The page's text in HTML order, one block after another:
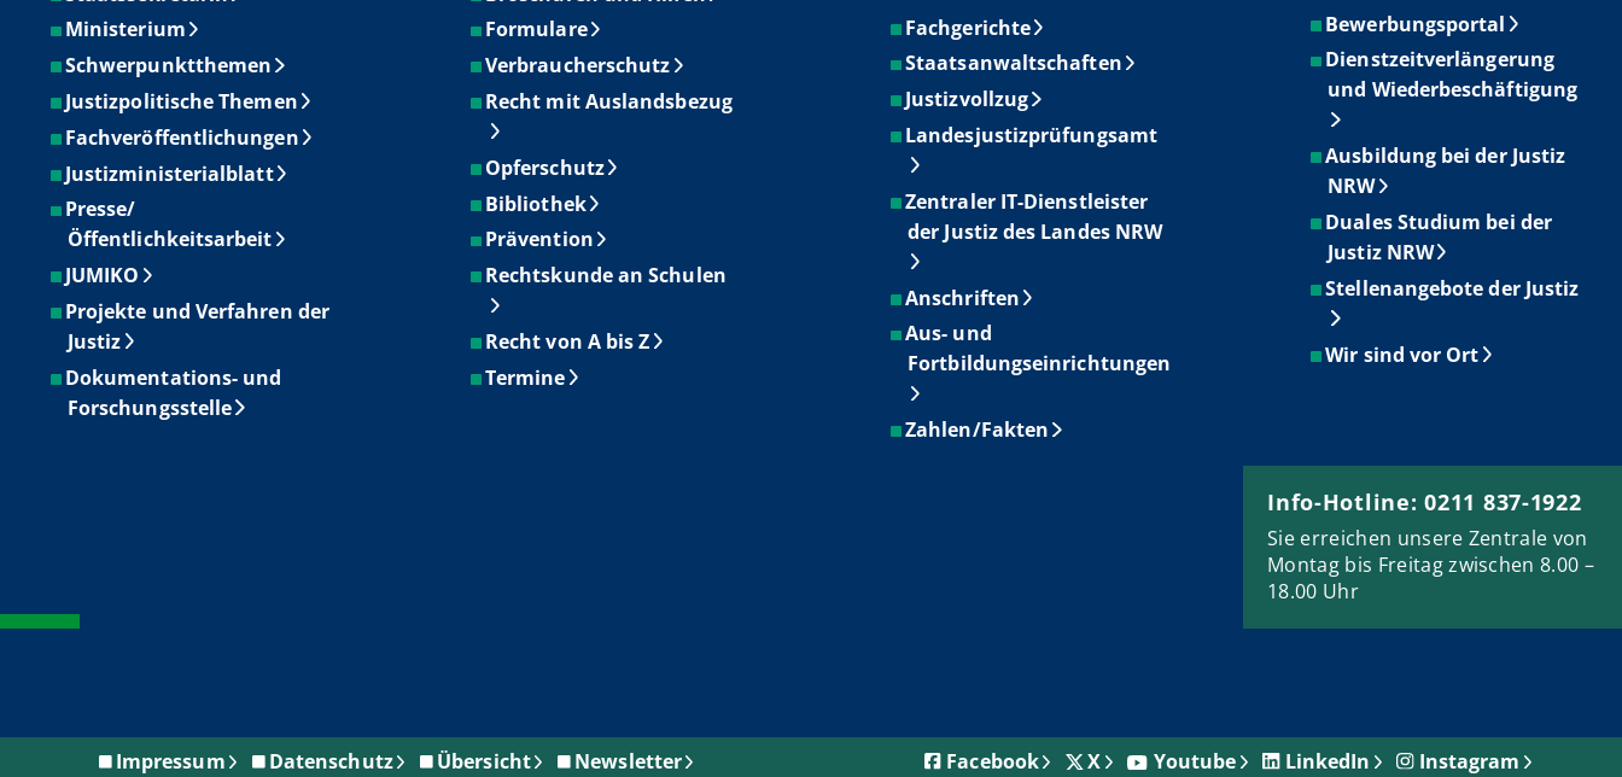
Ministerium
Schwerpunktthemen
Justizpolitische Themen
Fachveröffentlichungen
Justizministerialblatt
Presse/
Öffentlichkeitsarbeit
JUMIKO
Projekte und Verfahren der
Justiz
Dokumentations- und
Forschungsstelle
Formulare
Verbraucherschutz
Recht mit Auslandsbezug
Opferschutz
Bibliothek
Prävention
Rechtskunde an Schulen
Recht von A bis Z
Termine
Fachgerichte
Staatsanwaltschaften
Justizvollzug
Landesjustizprüfungsamt
Zentraler IT-Dienstleister
der Justiz des Landes NRW
Anschriften
Aus- und
Fortbildungseinrichtungen
Zahlen/Fakten
Bewerbungsportal
Dienstzeitverlängerung
und Wiederbeschäftigung
Ausbildung bei der Justiz
NRW
Duales Studium bei der
Justiz NRW
Stellenangebote der Justiz
Wir sind vor Ort
Info-Hotline: 0211 837-1922
Sie erreichen unsere Zentrale von
Montag bis Freitag zwischen 8.00 –
18.00 Uhr
Impressum Datenschutz Übersicht Newsletter Facebook X Youtube LinkedIn Instagram